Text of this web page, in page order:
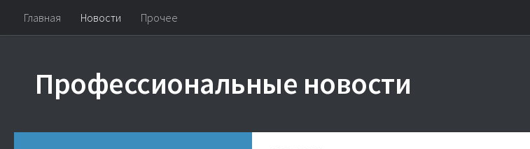
Главная Новости Прочее
Профессиональные новости